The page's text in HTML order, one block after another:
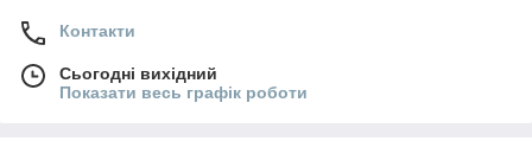
Контакти
Сьогодні вихідний
Показати весь графік роботи